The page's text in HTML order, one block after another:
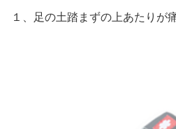
１、足の土踏まずの上あたりが